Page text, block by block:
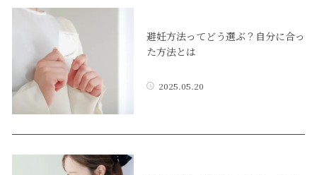
避妊方法ってどう選ぶ？自分に合っ
た方法とは
2025.05.20